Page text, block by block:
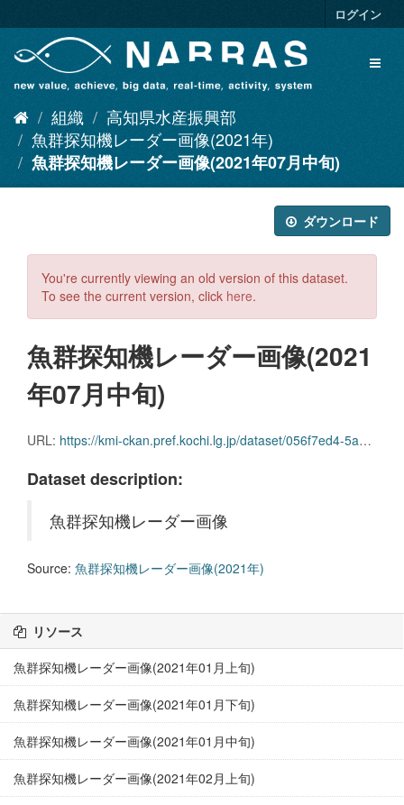
キ
ログイン
組織
高知県水産振興部
魚群探知機レーダー画像(2021年)
魚群探知機レーダー画像(2021年07月中旬)
ダウンロード
You're currently viewing an old version of this dataset.
To see the current version, click here.
魚群探知機レーダー画像(2021
年07月中旬)
URL: https://kmi-ckan.pref.kochi.lg.jp/dataset/056f7ed4-5a07-486a-8b65-ec28e5eeb0b5/resource/573886be-cb3b-4f43-a748-bdc9eaa10b39/download/gyoguntanchikireedaagazou2021nen07-chuujun.zip
Dataset description:
魚群探知機レーダー画像
Source: 魚群探知機レーダー画像(2021年)
リソース
魚群探知機レーダー画像(2021年01月上旬)
魚群探知機レーダー画像(2021年01月下旬)
魚群探知機レーダー画像(2021年01月中旬)
魚群探知機レーダー画像(2021年02月上旬)